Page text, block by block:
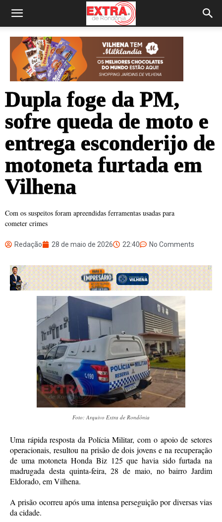
Dupla foge da PM,
sofre queda de moto e
entrega esconderijo de
motoneta furtada em
Vilhena
Com os suspeitos foram apreendidas ferramentas usadas para
cometer crimes
Redação 28 de maio de 2026 22:40 No Comments
Foto: Arquivo Extra de Rondônia
Uma rápida resposta da Polícia Militar, com o apoio de setores
operacionais, resultou na prisão de dois jovens e na recuperação
de uma motoneta Honda Biz 125 que havia sido furtada na
madrugada desta quinta-feira, 28 de maio, no bairro Jardim
Eldorado, em Vilhena.
A prisão ocorreu após uma intensa perseguição por diversas vias
da cidade.